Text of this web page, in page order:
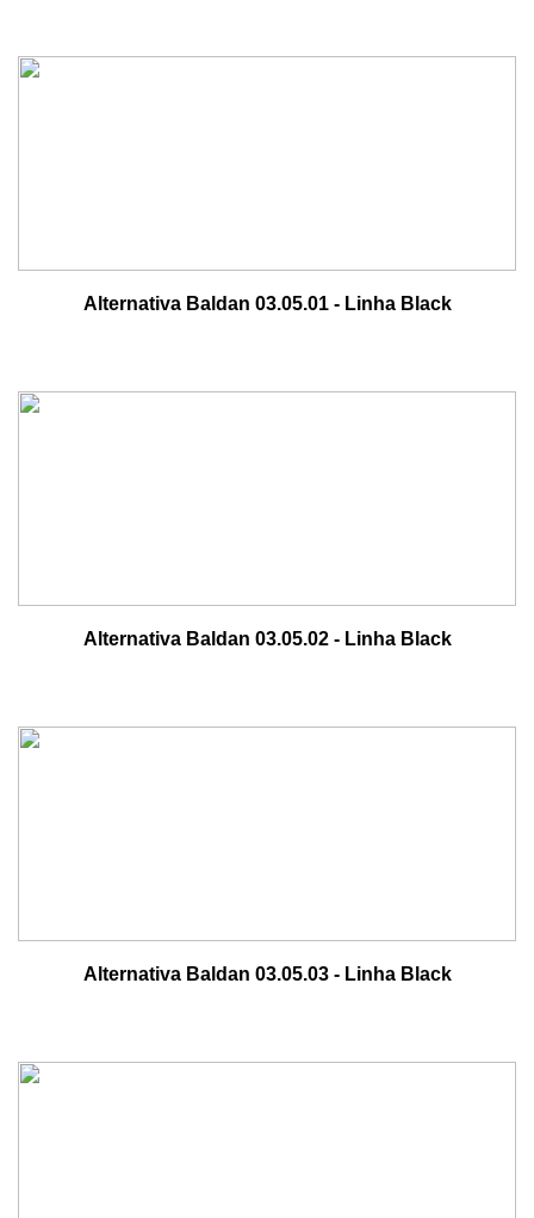
Alternativa Baldan 03.05.01 - Linha Black
Alternativa Baldan 03.05.02 - Linha Black
Alternativa Baldan 03.05.03 - Linha Black